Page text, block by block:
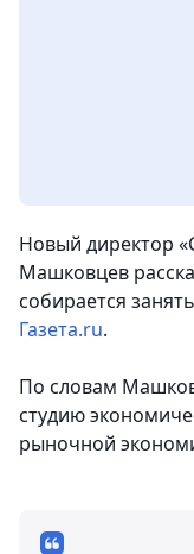
Новый директор
Машковцев
собирается
Газета.ru.
По словам
студию
рыночной